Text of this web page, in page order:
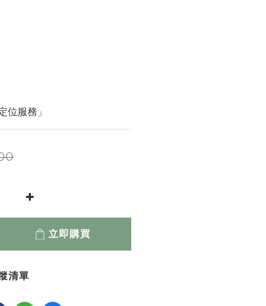
位服務」
立即購買
清單